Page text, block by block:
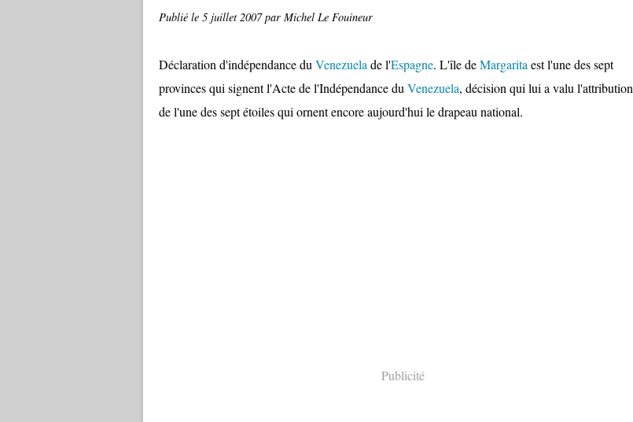
Publié le 5 juillet 2007par Michel Le Fouineur
Déclaration d'indépendance du Venezuela de l'Espagne. L'île deMargarita est l'une des sept
provinces qui signent l'Acte de l'Indépendance du Venezuela, décision qui lui a valu l'attribution
de l'une des sept étoiles qui ornent encore aujourd'hui le drapeau national.
Publicité